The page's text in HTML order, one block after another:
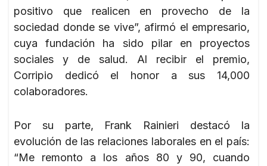
positivo que realicen en provecho de la
sociedad donde se vive”, afirmó el empresario,
cuya fundación ha sido pilar en proyectos
sociales y de salud. Al recibir el premio,
Corripio dedicó el honor a sus 14,000
colaboradores.
Por su parte, Frank Rainieri destacó la
evolución de las relaciones laborales en el país:
“Me remonto a los años 80 y 90, cuando